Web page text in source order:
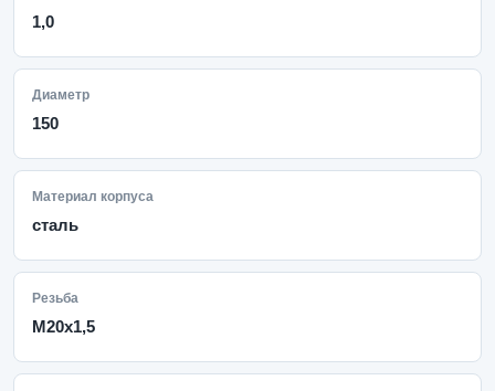
1,0
Диаметр
150
Материал корпуса
сталь
Резьба
M20x1,5